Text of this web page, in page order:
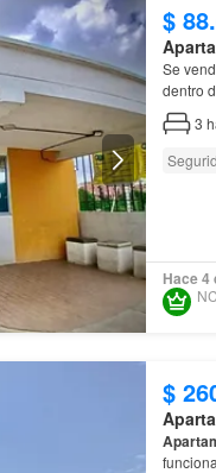
$
Se
dentro
3
Hace 4
$